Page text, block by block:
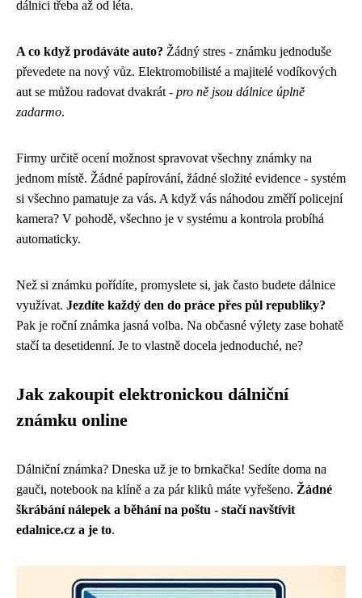
dálnici třeba až od léta.
A co když prodáváte auto? Žádný stres - známku jednoduše
převedete na nový vůz. Elektromobilisté a majitelé vodíkových
aut se můžou radovat dvakrát - pro ně jsou dálnice úplně
zadarmo.
Firmy určitě ocení možnost spravovat všechny známky na
jednom místě. Žádné papírování, žádné složité evidence - systém
si všechno pamatuje za vás. A když vás náhodou změří policejní
kamera? V pohodě, všechno je v systému a kontrola probíhá
automaticky.
Než si známku pořídíte, promyslete si, jak často budete dálnice
využívat. Jezdíte každý den do práce přes půl republiky?
Pak je roční známka jasná volba. Na občasné výlety zase bohatě
stačí ta desetidenní. Je to vlastně docela jednoduché, ne?
Jak zakoupit elektronickou dálniční
známku online
Dálniční známka? Dneska už je to brnkačka! Sedíte doma na
gauči, notebook na klíně a za pár kliků máte vyřešeno. Žádné
škrábání nálepek a běhání na poštu - stačí navštívit
edalnice.cz a je to.